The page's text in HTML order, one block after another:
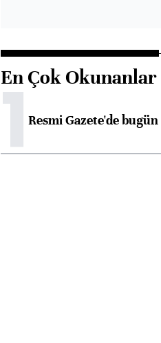
En Çok Okunanlar
1Resmi Gazete'de